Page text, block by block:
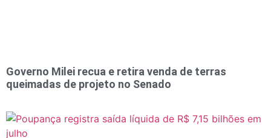
Governo Milei recua e retira venda de terras
queimadas de projeto no Senado